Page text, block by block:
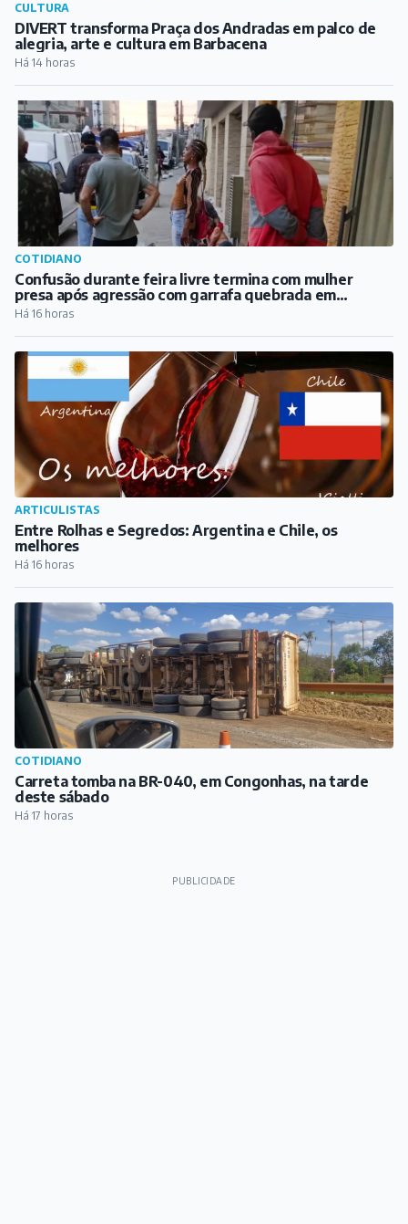
COTIDIANO
Confusão durante feira livre termina com mulher
presa após agressão com garrafa quebrada em
Barbacena
Há 16 horas
ARTICULISTAS
Entre Rolhas e Segredos: Argentina e Chile, os
melhores
Há 16 horas
COTIDIANO
Carreta tomba na BR-040, em Congonhas, na tarde
deste sábado
Há 17 horas
PUBLICIDADE